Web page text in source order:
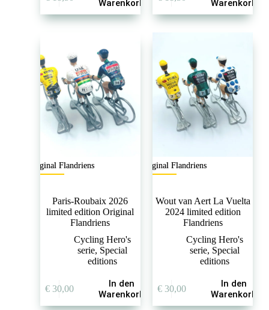
Warenkorb
Warenkorb
Original Flandriens
Paris-Roubaix 2026
limited edition Original
Flandriens
Cycling Hero's
serie, Special
editions
€30,00
In den
Warenkorb
Original Flandriens
Wout van Aert La Vuelta
2024 limited edition
Flandriens
Cycling Hero's
serie, Special
editions
€30,00
In den
Warenkorb